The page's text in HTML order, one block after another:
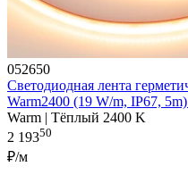
052650
Светодиодная лента
Warm2400 (19 W/m, IP67,
Warm | Тёплый 2400 K
2 19350
₽/м